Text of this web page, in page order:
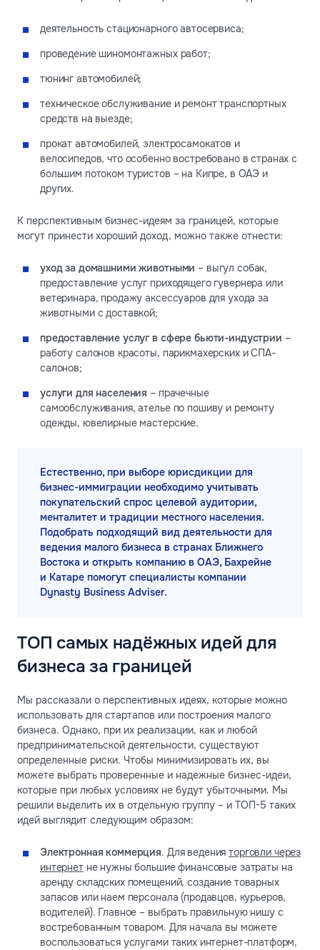
деятельность стационарного автосервиса;
проведение шиномонтажных работ;
тюнинг автомобилей;
техническое обслуживание и ремонт транспортных
средств на выезде;
прокат автомобилей, электросамокатов и
велосипедов, что особенно востребовано в странах с
большим потоком туристов – на Кипре, в ОАЭ и
других.
К перспективным бизнес-идеям за границей, которые
могут принести хороший доход, можно также отнести:
уход за домашними животными – выгул собак,
предоставление услуг приходящего гувернера или
ветеринара, продажу аксессуаров для ухода за
животными с доставкой;
предоставление услуг в сфере бьюти-индустрии –
работу салонов красоты, парикмахерских и СПА-
салонов;
услуги для населения – прачечные
самообслуживания, ателье по пошиву и ремонту
одежды, ювелирные мастерские.
Естественно, при выборе юрисдикции для
бизнес-иммиграции необходимо учитывать
покупательский спрос целевой аудитории,
менталитет и традиции местного населения.
Подобрать подходящий вид деятельности для
ведения малого бизнеса в странах Ближнего
Востока и открыть компанию в ОАЭ, Бахрейне
и Катаре помогут специалисты компании
Dynasty Business Adviser.
ТОП самых надёжных идей для
бизнеса за границей
Мы рассказали о перспективных идеях, которые можно
использовать для стартапов или построения малого
бизнеса. Однако, при их реализации, как и любой
предпринимательской деятельности, существуют
определенные риски. Чтобы минимизировать их, вы
можете выбрать проверенные и надежные бизнес-идеи,
которые при любых условиях не будут убыточными. Мы
решили выделить их в отдельную группу – и ТОП-5 таких
идей выглядит следующим образом:
Электронная коммерция. Для веденияторговли через
интернетне нужны большие финансовые затраты на
аренду складских помещений, создание товарных
запасов или наем персонала (продавцов, курьеров,
водителей). Главное – выбрать правильную нишу с
востребованным товаром. Для начала вы можете
воспользоваться услугами таких интернет-платформ,